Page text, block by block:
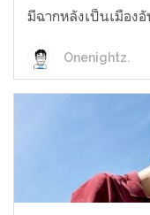
มีฉากหลังเป็นเมือง
Onenightz.